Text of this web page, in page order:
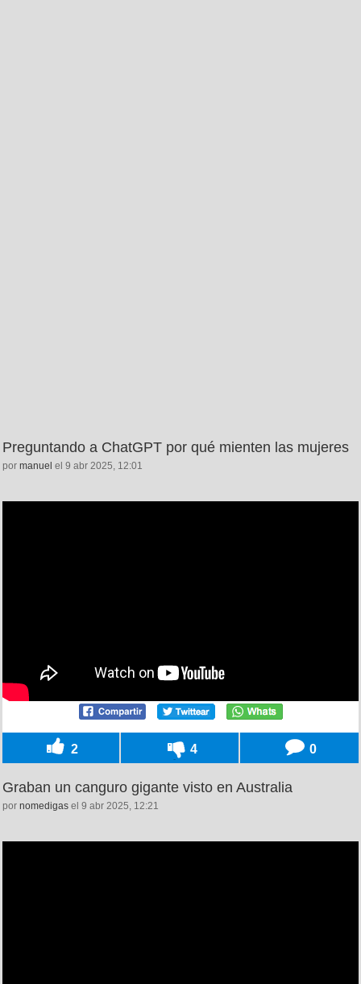
Preguntando a ChatGPT por qué mienten las mujeres
por manuel el 9 abr 2025, 12:01
2 4 0
Graban un canguro gigante visto en Australia
por nomedigas el 9 abr 2025, 12:21